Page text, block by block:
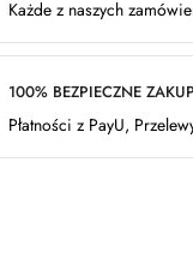
Każde z naszych
100% BEZPIECZNE
Płatności z PayU,